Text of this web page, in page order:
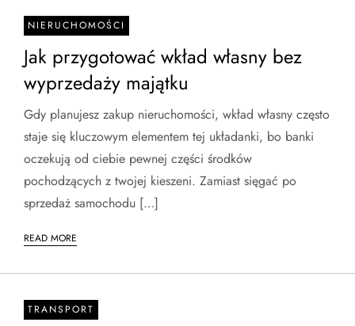
NIERUCHOMOŚCI
Jak przygotować wkład własny bez
wyprzedaży majątku
Gdy planujesz zakup nieruchomości, wkład własny często
staje się kluczowym elementem tej układanki, bo banki
oczekują od ciebie pewnej części środków
pochodzących z twojej kieszeni. Zamiast sięgać po
sprzedaż samochodu […]
READ MORE
TRANSPORT